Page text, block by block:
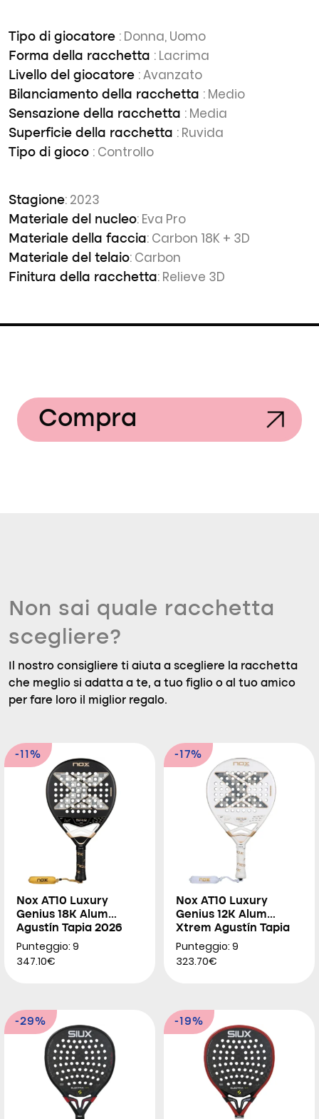
Tipo di giocatore : Donna, Uomo
Forma della racchetta : Lacrima
Livello del giocatore : Avanzato
Bilanciamento della racchetta : Medio
Sensazione della racchetta : Media
Superficie della racchetta : Ruvida
Tipo di gioco : Controllo
Stagione: 2023
Materiale del nucleo: Eva Pro
Materiale della faccia: Carbon 18K + 3D
Materiale del telaio: Carbon
Finitura della racchetta: Relieve 3D
Compra
Non sai quale racchetta
scegliere?
Il nostro consigliere ti aiuta a scegliere la racchetta
che meglio si adatta a te, a tuo figlio o al tuo amico
per fare loro il miglior regalo.
-11%
Nox AT10 Luxury
Genius 18K Alum
Agustín Tapia 2026
Punteggio: 9
347.10€
-17%
Nox AT10 Luxury
Genius 12K Alum
Xtrem Agustín Tapia
2026
Punteggio: 9
323.70€
-29% -19%